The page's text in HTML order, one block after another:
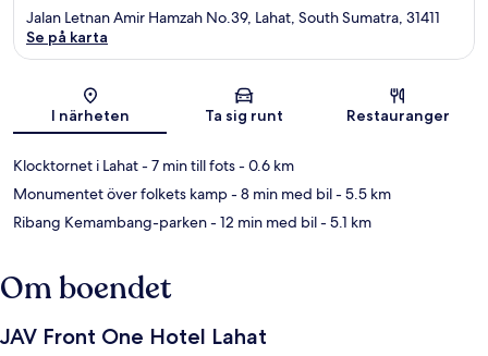
Karta
Jalan Letnan Amir Hamzah No.39, Lahat, South Sumatra, 31411
Se på karta
I närheten Ta sig runt Restauranger
Klocktornet i Lahat- 7 min till fots- 0.6 km
Monumentet över folkets kamp- 8 min med bil- 5.5 km
Ribang Kemambang-parken- 12 min med bil- 5.1 km
Om boendet
JAV Front One Hotel Lahat